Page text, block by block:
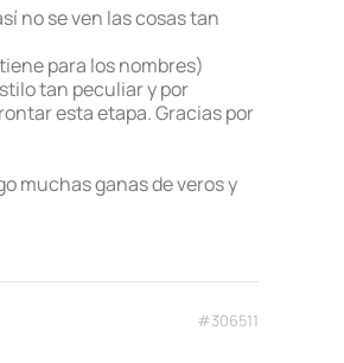
no se ven las cosas tan
para los nombres)
tan peculiar y por
esta etapa. Gracias por
muchas ganas de veros y
#306511